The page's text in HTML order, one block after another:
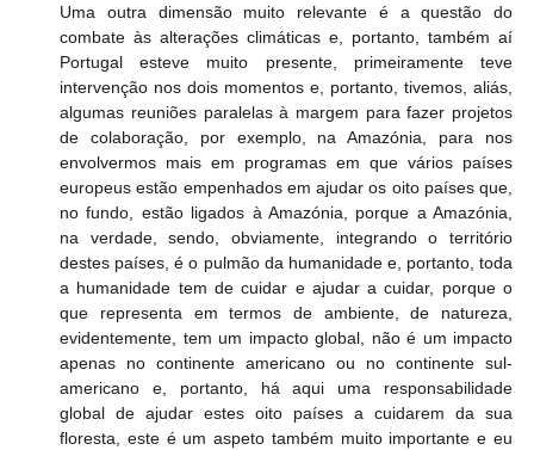
Uma outra dimensão muito relevante é a questão do
combate às alterações climáticas e, portanto, também aí
Portugal esteve muito presente, primeiramente teve
intervenção nos dois momentos e, portanto, tivemos, aliás,
algumas reuniões paralelas à margem para fazer projetos
de colaboração, por exemplo, na Amazónia, para nos
envolvermos mais em programas em que vários países
europeus estão empenhados em ajudar os oito países que,
no fundo, estão ligados à Amazónia, porque a Amazónia,
na verdade, sendo, obviamente, integrando o território
destes países, é o pulmão da humanidade e, portanto, toda
a humanidade tem de cuidar e ajudar a cuidar, porque o
que representa em termos de ambiente, de natureza,
evidentemente, tem um impacto global, não é um impacto
apenas no continente americano ou no continente sul-
americano e, portanto, há aqui uma responsabilidade
global de ajudar estes oito países a cuidarem da sua
floresta, este é um aspeto também muito importante e eu